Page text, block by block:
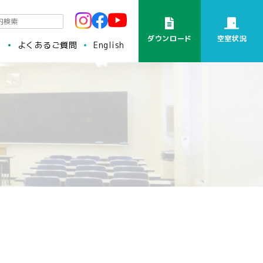
よくあるご質問 English
ダウンロード 空室状況